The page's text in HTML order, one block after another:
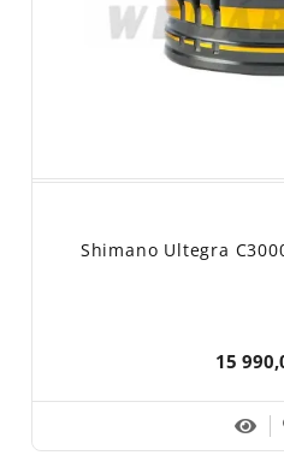
Shimano Ultegra
15